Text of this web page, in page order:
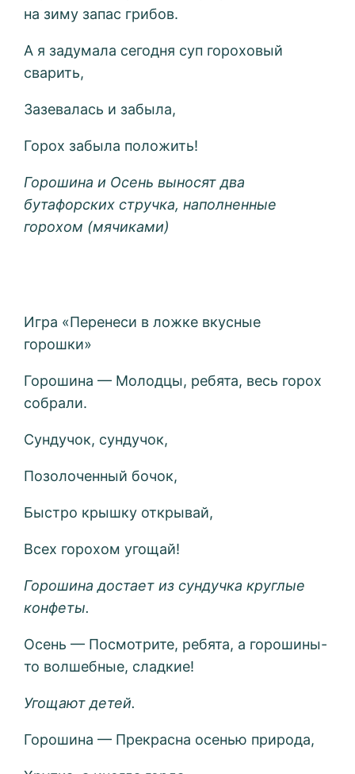
на зиму запас грибов.
А я задумала сегодня суп гороховый
сварить,
Зазевалась и забыла,
Горох забыла положить!
Горошина и Осень выносят два
бутафорских стручка, наполненные
горохом (мячиками)
Игра «Перенеси в ложке вкусные
горошки»
Горошина — Молодцы, ребята, весь горох
собрали.
Сундучок, сундучок,
Позолоченный бочок,
Быстро крышку открывай,
Всех горохом угощай!
Горошина достает из сундучка круглые
конфеты.
Осень — Посмотрите, ребята, а горошины-
то волшебные, сладкие!
Угощают детей.
Горошина — Прекрасна осенью природа,